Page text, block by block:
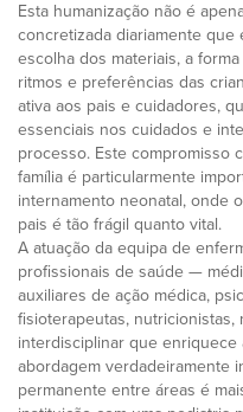
Esta humanização não é
concretizada diariamente que
escolha dos materiais, a
ritmos e preferências das
ativa aos pais e cuidadores,
essenciais nos cuidados e
processo. Este compromisso
família é particularmente
internamento neonatal, onde
pais é tão frágil quanto vital.
A atuação da equipa de
profissionais de saúde —
auxiliares de ação médica,
fisioterapeutas, nutricionistas,
interdisciplinar que enriquece
abordagem verdadeiramente
permanente entre áreas é